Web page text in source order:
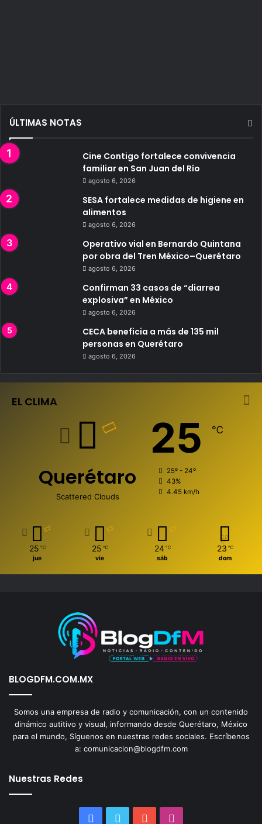
ÚLTIMAS NOTAS
Cine Contigo fortalece convivencia
familiar en San Juan del Río
agosto 6, 2026
SESA fortalece medidas de higiene en
alimentos
agosto 6, 2026
Operativo vial en Bernardo Quintana
por obra del Tren México–Querétaro
agosto 6, 2026
Confirman 33 casos de “diarrea
explosiva” en México
agosto 6, 2026
CECA beneficia a más de 135 mil
personas en Querétaro
agosto 6, 2026
EL CLIMA
Querétaro
Scattered Clouds
25 ℃
25º - 24º
43%
4.45 km/h
25 ℃
jue
25 ℃
vie
24 ℃
sáb
23 ℃
dom
BLOGDFM.COM.MX
Somos una empresa de radio y comunicación, con un contenido
dinámico autitivo y visual, informando desde Querétaro, México
para el mundo, Síguenos en nuestras redes sociales. Escríbenos
a: comunicacion@blogdfm.com
Nuestras Redes
Facebook
Twitter YouTube